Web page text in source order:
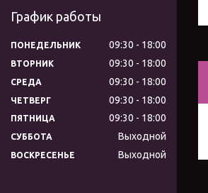
График работы
ПОНЕДЕЛЬНИК 09:30 18:00
ВТОРНИК 09:30 18:00
СРЕДА 09:30 18:00
ЧЕТВЕРГ 09:30 18:00
ПЯТНИЦА 09:30 18:00
СУББОТА Выходной
ВОСКРЕСЕНЬЕ Выходной